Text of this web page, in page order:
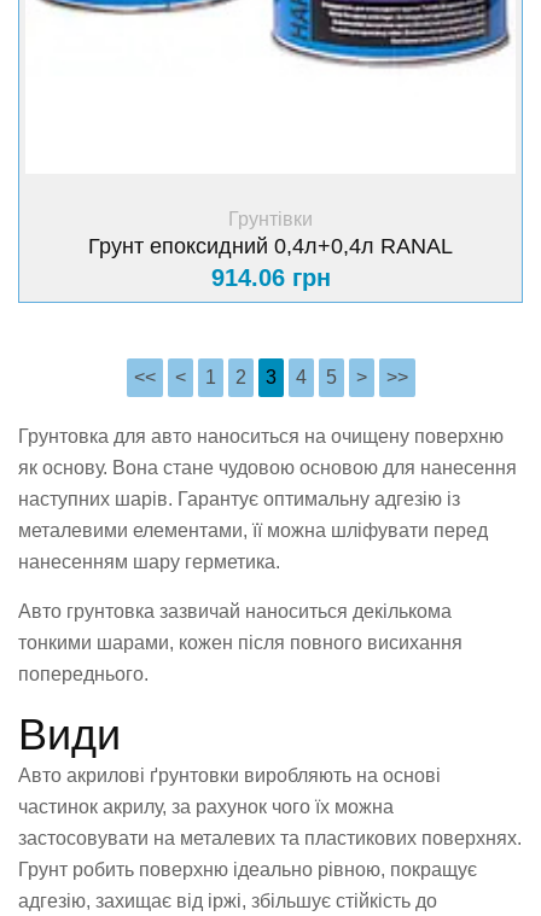
+ Купити
Грунтівки
Грунт епоксидний 0,4л+0,4л RANAL
914.06 грн
<< < 1 2 3 4 5 > >>
Грунтовка для авто наноситься на очищену поверхню
як основу. Вона стане чудовою основою для нанесення
наступних шарів. Гарантує оптимальну адгезію із
металевими елементами, її можна шліфувати перед
нанесенням шару герметика.
Авто грунтовка зазвичай наноситься декількома
тонкими шарами, кожен після повного висихання
попереднього.
Види
Авто акрилові ґрунтовки виробляють на основі
частинок акрилу, за рахунок чого їх можна
застосовувати на металевих та пластикових поверхнях.
Грунт робить поверхню ідеально рівною, покращує
адгезію, захищає від іржі, збільшує стійкість до